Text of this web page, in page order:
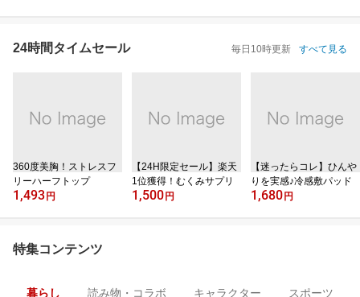
24時間タイムセール 毎日10時更新 すべて見る
360度美胸！ストレスフ
リーハーフトップ
1,493 円
【24H限定セール】楽天
1位獲得！むくみサプリ
1,500 円
【迷ったらコレ】ひんや
りを実感♪冷感敷パッド
1,680 円
特集コンテンツ
暮らし 読み物・コラボ キャラクター スポーツ